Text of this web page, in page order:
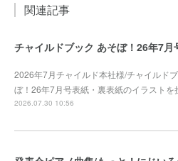
関連記事
2026年7月チャイルド本社様/チャイルド
ぼ！26年7月号表紙・裏表紙のイラストを
2026.07.30 10:56